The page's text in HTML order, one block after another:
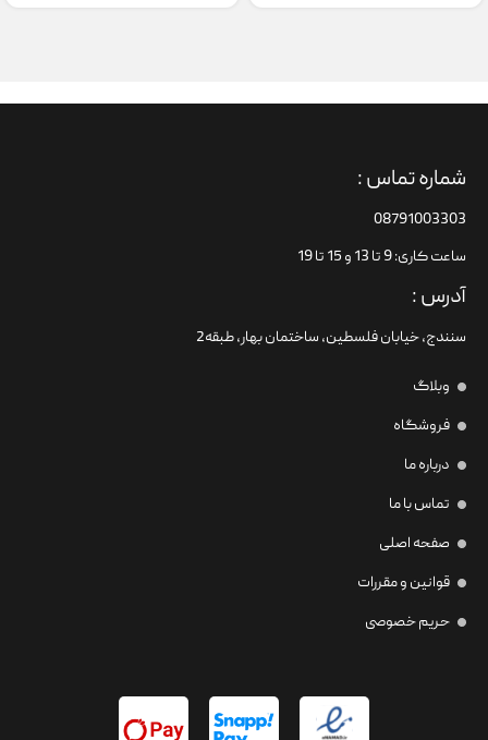
شماره تماس :
08791003303
ساعت کاری: 9 تا 13 و 15 تا 19
آدرس :
سنندج، خیابان فلسطین،‌ ساختمان بهار، طبقه2
وبلاگ
فروشگاه
درباره ما
تماس با ما
صفحه اصلی
قوانین و مقررات
حریم خصوصی